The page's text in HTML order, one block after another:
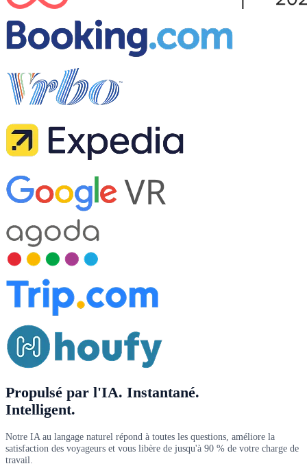
Propulsé par l'IA. Instantané.
Intelligent.
Notre IA au langage naturel répond à toutes les questions, améliore la
satisfaction des voyageurs et vous libère de jusqu'à 90 % de votre charge de
travail.